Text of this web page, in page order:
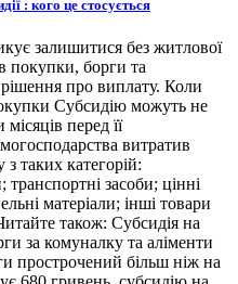
: кого це стосується
залишитися без житлової
покупки, борги та
про виплату. Коли
Субсидію можуть не
перед її
витратив
таких категорій:
транспортні засоби; цінні
матеріали; інші товари
також: Субсидія на
за комуналку та аліменти
прострочений більш ніж на